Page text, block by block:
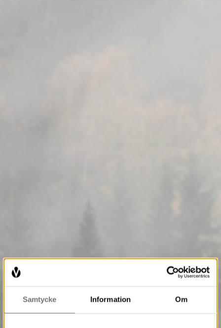
Samtycke Information Om